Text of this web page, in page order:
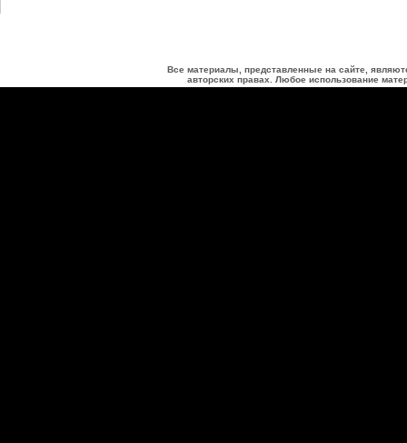
Все материалы, представленные на сайте,
авторских правах. Любое использование